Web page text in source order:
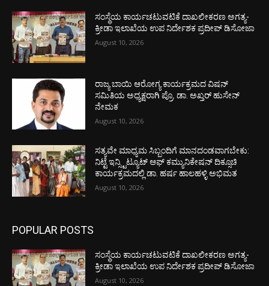
ಸಂಸ್ಥೆಯ ಕಾರ್ಯಚಟುವಟಿಕೆ ದಾಖಲೀಕರಣ ಅಗತ್ಯ-
ಕ್ರೀಡಾ ಇಲಾಖೆಯ ಉಪ ನಿರ್ದೇಶಕ ಪ್ರದೀಪ್ ಡಿಸೋಜಾ
August 10, 2026
ರಾಜ್ಯ ಬಾಯಿ ಆರೋಗ್ಯ ಕಾರ್ಯಕ್ರಮದ ವಿಷನ್
ಸಮಿತಿಯ ಅಧ್ಯಕ್ಷರಾಗಿ ಪ್ರೊ. ಡಾ. ಅಖ್ತರ್ ಹುಸೇನ್
ನೇಮಕ
August 10, 2026
ಸತ್ಯವೇ ಮಾಧ್ಯಮ ಸಿಬ್ಬಂದಿಗೆ ಮಾನದಂಡವಾಗಬೇಕು:
ನಿಟ್ಟೆ ಇನ್ಸ್ಟಿಟ್ಯೂಟ್ ಆಫ್ ಕಮ್ಯುನಿಕೇಷನ್ ದಿಕ್ಸೂಚಿ
ಕಾರ್ಯಕ್ರಮದಲ್ಲಿ ಡಾ. ಹರ್ಷ ಹಾಲಹಳ್ಳಿ ಅಭಿಮತ
August 10, 2026
POPULAR POSTS
ಸಂಸ್ಥೆಯ ಕಾರ್ಯಚಟುವಟಿಕೆ ದಾಖಲೀಕರಣ ಅಗತ್ಯ-
ಕ್ರೀಡಾ ಇಲಾಖೆಯ ಉಪ ನಿರ್ದೇಶಕ ಪ್ರದೀಪ್ ಡಿಸೋಜಾ
August 10, 2026